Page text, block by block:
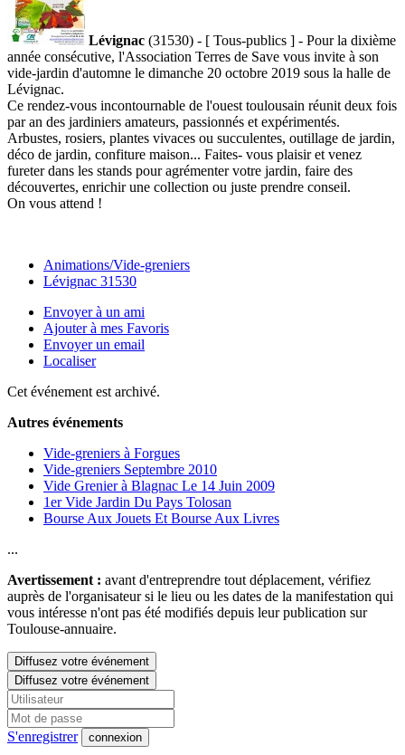
Lévignac (31530) - [ Tous-publics ] - Pour la dixième
année consécutive, l'Association Terres de Save vous invite à son
vide-jardin d'automne le dimanche 20 octobre 2019 sous la halle de
Lévignac.
Ce rendez-vous incontournable de l'ouest toulousain réunit deux fois
par an des jardiniers amateurs, passionnés et expérimentés.
Arbustes, rosiers, plantes vivaces ou succulentes, outillage de jardin,
déco de jardin, confiture maison... Faites- vous plaisir et venez
fureter dans les stands pour agrémenter votre jardin, faire des
découvertes, enrichir une collection ou juste prendre conseil.
On vous attend !
Animations/Vide-greniers
Lévignac 31530
Envoyer à un ami
Ajouter à mes Favoris
Envoyer un email
Localiser
Cet événement est archivé.
Autres événements
Vide-greniers à Forgues
Vide-greniers Septembre 2010
Vide Grenier à Blagnac Le 14 Juin 2009
1er Vide Jardin Du Pays Tolosan
Bourse Aux Jouets Et Bourse Aux Livres
...
Avertissement : avant d'entreprendre tout déplacement, vérifiez
auprès de l'organisateur si le lieu ou les dates de la manifestation qui
vous intéresse n'ont pas été modifiés depuis leur publication sur
Toulouse-annuaire.
Diffusez votre événement
Diffusez votre événement
S'enregistrer connexion